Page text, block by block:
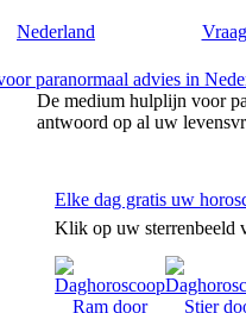
Nederland
De medium hulplijn voor
antwoord op al uw
Elke dag gratis uw
Klik op uw sterrenbeeld